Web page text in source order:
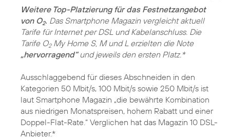
Weitere Top-Platzierung für das Festnetzangebot
von O2. Das Smartphone Magazin vergleicht aktuell
Tarife für Internet per DSL und Kabelanschluss. Die
Tarife O2My Home S, M und L erzielten die Note
„hervorragend“und jeweils den ersten Platz.*
Ausschlaggebend für dieses Abschneiden in den
Kategorien 50 Mbit/s, 100 Mbit/s sowie 250 Mbit/s ist
laut Smartphone Magazin „die bewährte Kombination
aus niedrigen Monatspreisen, hohem Rabatt und einer
Doppel-Flat-Rate.“ Verglichen hat das Magazin 10 DSL-
Anbieter.*